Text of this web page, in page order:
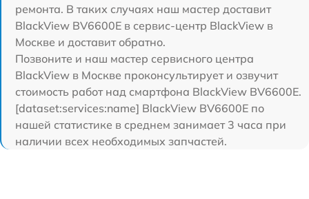
ремонта. В таких случаях наш мастер доставит
BlackView BV6600E в сервис-центр BlackView в
Москве и доставит обратно.
Позвоните и наш мастер сервисного центра
BlackView в Москве проконсультирует и озвучит
стоимость работ над смартфона BlackView BV6600E.
[dataset:services:name] BlackView BV6600E по
нашей статистике в среднем занимает 3 часа при
наличии всех необходимых запчастей.